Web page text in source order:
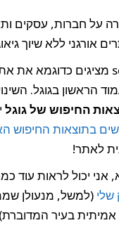
על חברות, עסקים
אורגני ללא שיוך
החיפוש של גוגל
בתוצאות החיפוש
אני יכול לראות עוד
שלי (למשל, מנעולן
אמיתית בעיר